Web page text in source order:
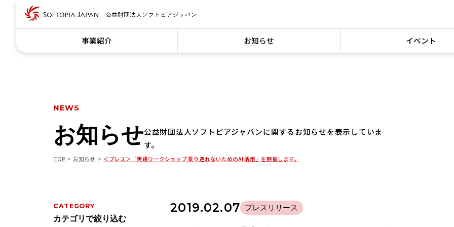
事業紹介 お知らせ イベント
NEWS
お知らせ公益財団法人ソフトピアジャパンに関するお知らせを表示していま
す。
TOP お知らせ ＜プレス＞「実践ワークショップ 乗り遅れないためのAI 活用」を開催します。
CATEGORY
カテゴリで絞り込む
2019.02.07 プレスリリース